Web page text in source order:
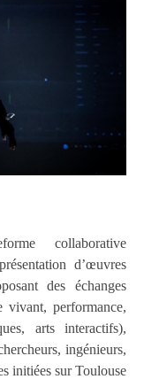
collaborative
d’œuvres
des échanges
vivant, performance,
arts interactifs),
ingénieurs,
initiées sur Toulouse